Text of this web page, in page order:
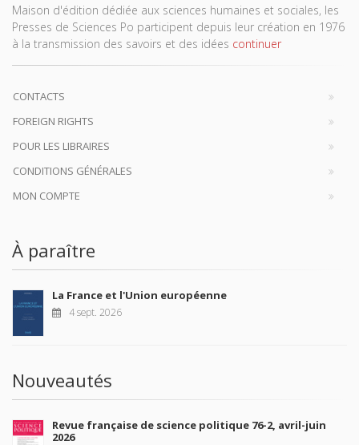
Maison d'édition dédiée aux sciences humaines et sociales, les
Presses de Sciences Po participent depuis leur création en 1976
à la transmission des savoirs et des idées continuer
CONTACTS
FOREIGN RIGHTS
POUR LES LIBRAIRES
CONDITIONS GÉNÉRALES
MON COMPTE
À paraître
La France et l'Union européenne
4 sept. 2026
Nouveautés
Revue française de science politique 76-2, avril-juin
2026